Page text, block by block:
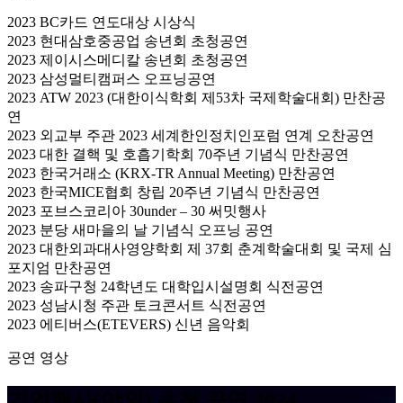
2023 BC카드 연도대상 시상식
2023 현대삼호중공업 송년회 초청공연
2023 제이시스메디칼 송년회 초청공연
2023 삼성멀티캠퍼스 오프닝공연
2023 ATW 2023 (대한이식학회 제53차 국제학술대회) 만찬공
연
2023 외교부 주관 2023 세계한인정치인포럼 연계 오찬공연
2023 대한 결핵 및 호흡기학회 70주년 기념식 만찬공연
2023 한국거래소 (KRX-TR Annual Meeting) 만찬공연
2023 한국MICE협회 창립 20주년 기념식 만찬공연
2023 포브스코리아 30under – 30 써밋행사
2023 분당 새마을의 날 기념식 오프닝 공연
2023 대한외과대사영양학회 제 37회 춘계학술대회 및 국제 심
포지엄 만찬공연
2023 송파구청 24학년도 대학입시설명회 식전공연
2023 성남시청 주관 토크콘서트 식전공연
2023 에티버스(ETEVERS) 신년 음악회
공연 영상